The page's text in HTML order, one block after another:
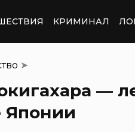
КРИМИНАЛ
➤
—
Японии